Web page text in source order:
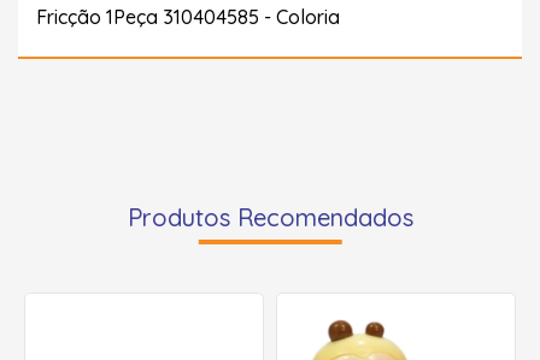
Fricção 1Peça 310404585 - Coloria
Produtos Recomendados